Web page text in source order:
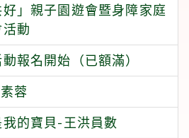
好」親子園遊會暨身障家庭
動
報名開始（已額滿）
蓉
的寶貝-王洪員數